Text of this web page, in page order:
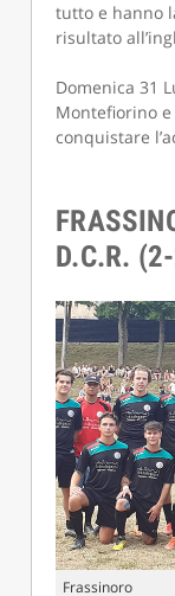
tutto e hanno
risultato
Domenica 31
Montefiorino e
conquistare
D.C.R.
Frassinoro